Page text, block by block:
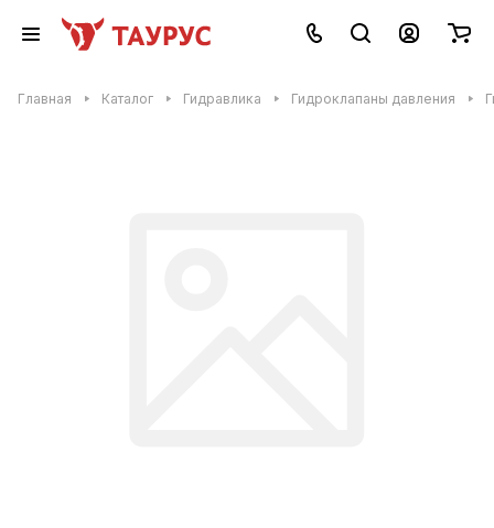
Главная Каталог Гидравлика Гидроклапаны давления